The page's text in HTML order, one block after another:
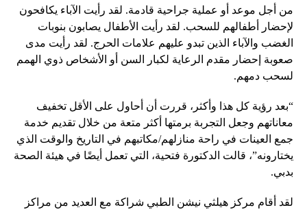
من أجل موعد أو عملية جراحية قادمة. لقد رأيت الآباء يكافحون
لإحضار أطفالهم للسحب. لقد رأيت الأطفال يصابون بنوبات
الغضب والآباء الذين تبدو عليهم علامات الحرج. لقد رأيت مدى
صعوبة إحضار مقدم الرعاية لكبار السن أو الأشخاص ذوي الهمم
لسحب دمهم.
“بعد رؤية كل هذا وأكثر، قررت أن أحاول على الأقل تخفيف
معاناتهم وجعل التجربة برمتها أكثر متعة من خلال تقديم خدمة
جمع العينات في راحة منازلهم/مكاتبهم في التاريخ والوقت الذي
يختارونه”، قالت الدكتورة فتحية، التي تعمل أيضًا في هيئة الصحة
بدبي.
لقد أقام مركز هيلثي نيشن الطبي شراكة مع العديد من مراكز